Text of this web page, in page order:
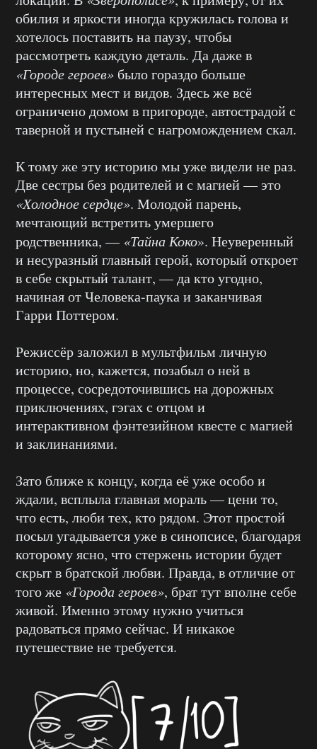
обилия и яркости иногда кружилась голова и
хотелось поставить на паузу, чтобы
рассмотреть каждую деталь. Да даже в
«Городе героев» было гораздо больше
интересных мест и видов. Здесь же всё
ограничено домом в пригороде, автострадой с
таверной и пустыней с нагромождением скал.
К тому же эту историю мы уже видели не раз.
Две сестры без родителей и с магией — это
«Холодное сердце». Молодой парень,
мечтающий встретить умершего
родственника, — «Тайна Коко». Неуверенный
и несуразный главный герой, который откроет
в себе скрытый талант, — да кто угодно,
начиная от Человека-паука и заканчивая
Гарри Поттером.
Режиссёр заложил в мультфильм личную
историю, но, кажется, позабыл о ней в
процессе, сосредоточившись на дорожных
приключениях, гэгах с отцом и
интерактивном фэнтезийном квесте с магией
и заклинаниями.
Зато ближе к концу, когда её уже особо и
ждали, всплыла главная мораль — цени то,
что есть, люби тех, кто рядом. Этот простой
посыл угадывается уже в синопсисе, благодаря
которому ясно, что стержень истории будет
скрыт в братской любви. Правда, в отличие от
того же «Города героев», брат тут вполне себе
живой. Именно этому нужно учиться
радоваться прямо сейчас. И никакое
путешествие не требуется.